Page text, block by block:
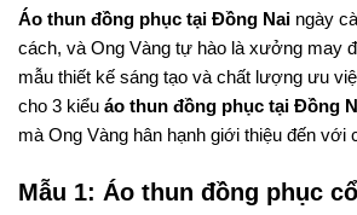
Áo thun đồng phục tại Đồng Nai ngày
cách, và Ong Vàng tự hào là xưởng may
mẫu thiết kế sáng tạo và chất lượng ưu
cho 3 kiểu áo thun đồng phục tại Đồng
mà Ong Vàng hân hạnh giới thiệu đến với
Mẫu 1: Áo thun đồng phục